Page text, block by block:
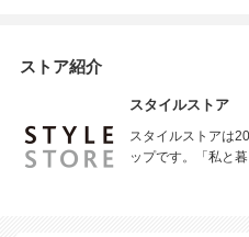
ストア紹介
スタイルストア
スタイルストアは
ップです。「私と